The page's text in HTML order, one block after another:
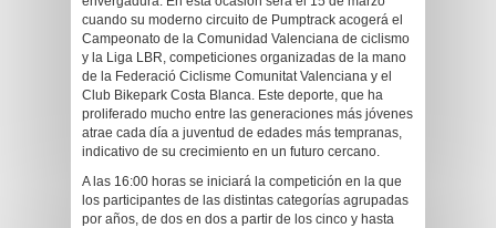
cuando su moderno circuito de Pumptrack acogerá el
Campeonato de la Comunidad Valenciana de ciclismo
y la Liga LBR, competiciones organizadas de la mano
de la Federació Ciclisme Comunitat Valenciana y el
Club Bikepark Costa Blanca. Este deporte, que ha
proliferado mucho entre las generaciones más jóvenes
atrae cada día a juventud de edades más tempranas,
indicativo de su crecimiento en un futuro cercano.
A las 16:00 horas se iniciará la competición en la que
los participantes de las distintas categorías agrupadas
por años, de dos en dos a partir de los cinco y hasta